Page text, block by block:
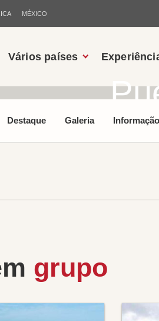
MÉXICO
Vários países
Destaque Galeria Informação
grupo